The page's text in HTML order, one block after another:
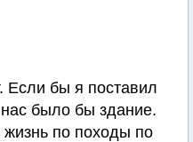
Если бы я поставил
было бы здание.
жизнь по походы по